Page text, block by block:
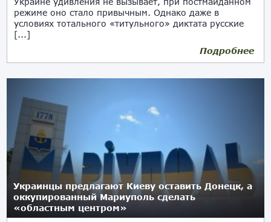
режиме оно стало привычным. Однако даже в
условиях тотального «титульного» диктата русские
[...]
Подробнее
Украинцы предлагают Киеву оставить Донецк, а
оккупированный Мариуполь сделать
«областным центром»